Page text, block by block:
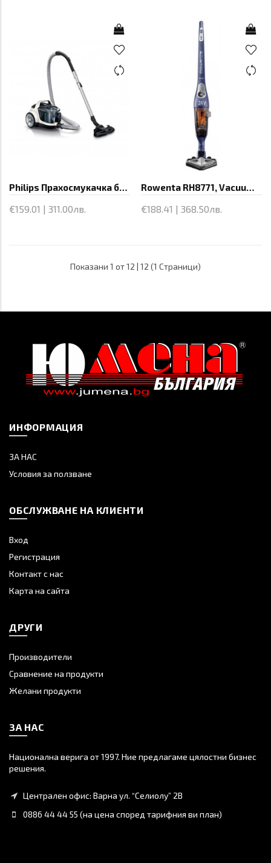
Philips Прахосмукачка без торба
€159.01 | 311.00лв.
Rowenta RH8771, Vacuum Cleaner, 24V,
€188.41 | 368.50лв.
Показани 1 от 12 | 12 (1 Страници)
ИНФОРМАЦИЯ
ЗА НАС
Условия за ползване
ОБСЛУЖВАНЕ НА КЛИЕНТИ
Вход
Регистрация
Контакт с нас
Карта на сайта
ДРУГИ
Производители
Сравнение на продукти
Желани продукти
ЗА НАС
Национална верига от 1997. Ние предлагаме цялостни бизнес
решения.
Централен офис: Варна ул. “Селиолу” 2В
0886 44 44 55 (на цена според тарифния ви план)